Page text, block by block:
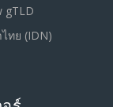
gTLD
ทย (IDN)